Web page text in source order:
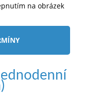
na obrázek